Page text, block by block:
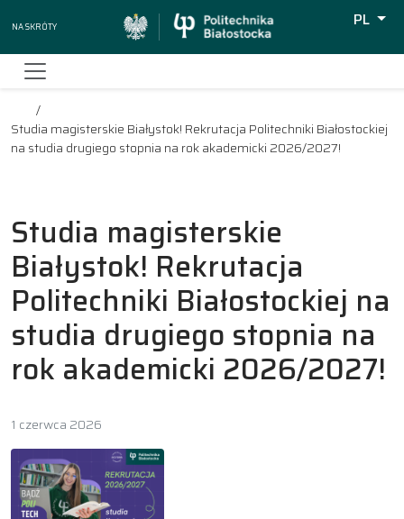
Na skróty
PL
Studia magisterskie Białystok! Rekrutacja Politechniki Białostockiej
na studia drugiego stopnia na rok akademicki 2026/2027!
Studia magisterskie
Białystok! Rekrutacja
Politechniki Białostockiej na
studia drugiego stopnia na
rok akademicki 2026/2027!
1 czerwca 2026